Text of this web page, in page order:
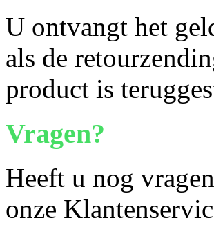
U ontvangt het
als de
product is
Vragen?
Heeft u nog
onze